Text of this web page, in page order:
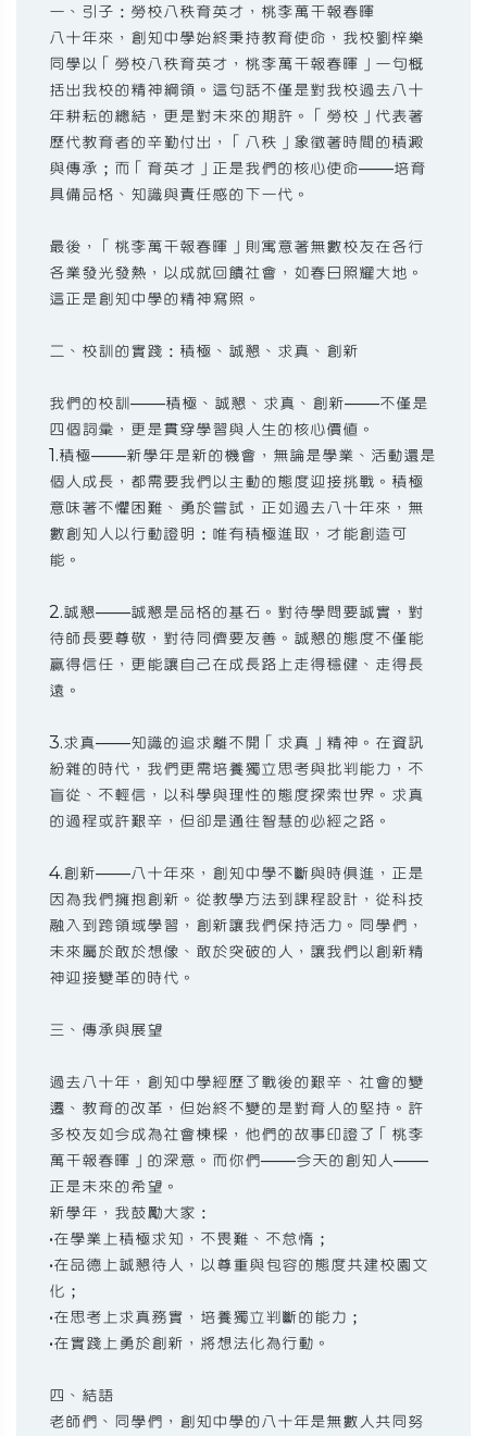
一、引子：勞校八秩育英才，桃李萬千報春暉
八十年來，創知中學始終秉持教育使命，我校劉梓樂
同學以「勞校八秩育英才，桃李萬千報春暉」一句概
括出我校的精神綱領。這句話不僅是對我校過去八十
年耕耘的總結，更是對未來的期許。「勞校」代表著
歷代教育者的辛勤付出，「八秩」象徵著時間的積澱
與傳承；而「育英才」正是我們的核心使命——培育
具備品格、知識與責任感的下一代。
最後，「桃李萬千報春暉」則寓意著無數校友在各行
各業發光發熱，以成就回饋社會，如春日照耀大地。
這正是創知中學的精神寫照。
二、校訓的實踐：積極、誠懇、求真、創新
我們的校訓——積極、誠懇、求真、創新——不僅是
四個詞彙，更是貫穿學習與人生的核心價值。
1.積極——新學年是新的機會，無論是學業、活動還是
個人成長，都需要我們以主動的態度迎接挑戰。積極
意味著不懼困難、勇於嘗試，正如過去八十年來，無
數創知人以行動證明：唯有積極進取，才能創造可
能。
2.誠懇——誠懇是品格的基石。對待學問要誠實，對
待師長要尊敬，對待同儕要友善。誠懇的態度不僅能
贏得信任，更能讓自己在成長路上走得穩健、走得長
遠。
3.求真——知識的追求離不開「求真」精神。在資訊
紛雜的時代，我們更需培養獨立思考與批判能力，不
盲從、不輕信，以科學與理性的態度探索世界。求真
的過程或許艱辛，但卻是通往智慧的必經之路。
4.創新——八十年來，創知中學不斷與時俱進，正是
因為我們擁抱創新。從教學方法到課程設計，從科技
融入到跨領域學習，創新讓我們保持活力。同學們，
未來屬於敢於想像、敢於突破的人，讓我們以創新精
神迎接變革的時代。
三、傳承與展望
過去八十年，創知中學經歷了戰後的艱辛、社會的變
遷、教育的改革，但始終不變的是對育人的堅持。許
多校友如今成為社會棟樑，他們的故事印證了「桃李
萬千報春暉」的深意。而你們——今天的創知人——
正是未來的希望。
新學年，我鼓勵大家：
•在學業上積極求知，不畏難、不怠惰；
•在品德上誠懇待人，以尊重與包容的態度共建校園文
化；
•在思考上求真務實，培養獨立判斷的能力；
•在實踐上勇於創新，將想法化為行動。
四、結語
老師們、同學們，創知中學的八十年是無數人共同努